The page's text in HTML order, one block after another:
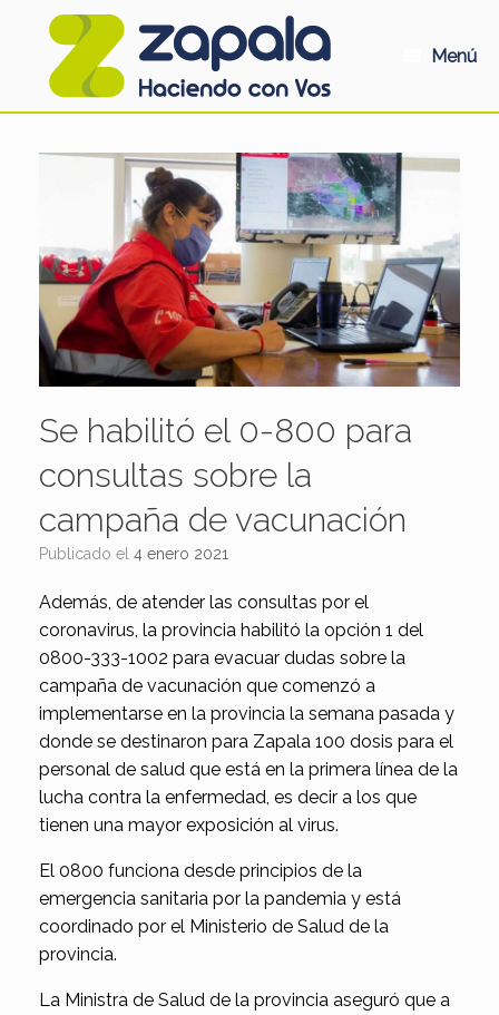
Menú
Se habilitó el 0-800 para
consultas sobre la
campaña de vacunación
Publicado el 4 enero 2021
Además, de atender las consultas por el
coronavirus, la provincia habilitó la opción 1 del
0800-333-1002 para evacuar dudas sobre la
campaña de vacunación que comenzó a
implementarse en la provincia la semana pasada y
donde se destinaron para Zapala 100 dosis para el
personal de salud que está en la primera línea de la
lucha contra la enfermedad, es decir a los que
tienen una mayor exposición al virus.
El 0800 funciona desde principios de la
emergencia sanitaria por la pandemia y está
coordinado por el Ministerio de Salud de la
provincia.
La Ministra de Salud de la provincia aseguró que a